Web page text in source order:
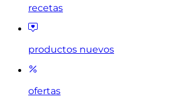
recetas
productos nuevos
ofertas